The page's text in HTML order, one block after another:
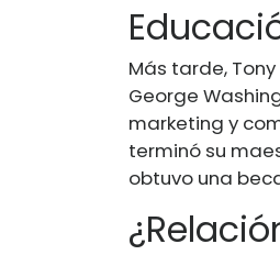
Más tarde,
George
marketing y
terminó su
obtuvo una